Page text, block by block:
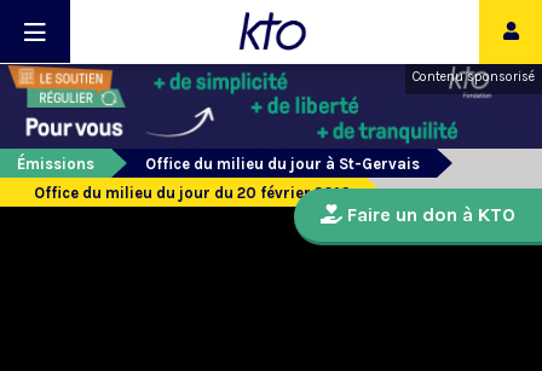
Contenu sponsorisé
Émissions
Office du milieu du jour à St-Gervais
Office du milieu du jour du 20 février 2016
Faire un don à KTO